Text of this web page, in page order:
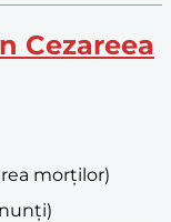
Cezareea
morților)